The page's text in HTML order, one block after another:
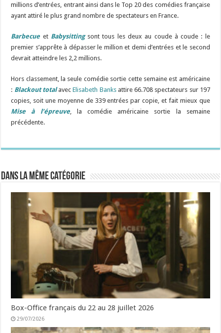
millions d’entrées, entrant ainsi dans le Top 20 des comédies française
ayant attiré le plus grand nombre de spectateurs en France.
Barbecue et Babysittingsont tous les deux au coude à coude : le
premier s’apprête à dépasser le million et demi d’entrées et le second
devrait atteindre les 2,2 millions.
Hors classement, la seule comédie sortie cette semaine est américaine
: Blackout totalavecElisabeth Banksattire 66.708 spectateurs sur 197
copies, soit une moyenne de 339 entrées par copie, et fait mieux que
Mise à l’épreuve, la comédie américaine sortie la semaine
précédente.
Dans la même catégorie
Box-Office français du 22 au 28 juillet 2026
29/07/2026